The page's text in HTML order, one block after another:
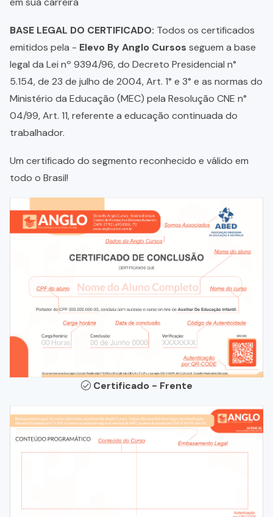
BASE LEGAL DO CERTIFICADO: Todos os certificados
emitidos pela - Elevo By Anglo Cursos seguem a base
legal da Lei nº 9394/96, do Decreto Presidencial n°
5.154, de 23 de julho de 2004, Art. 1° e 3° e as normas do
Ministério da Educação (MEC) pela Resolução CNE n°
04/99, Art. 11, referente a educação continuada do
trabalhador.
Um certificado do segmento reconhecido e válido em
todo o Brasil!
Certificado - Frente